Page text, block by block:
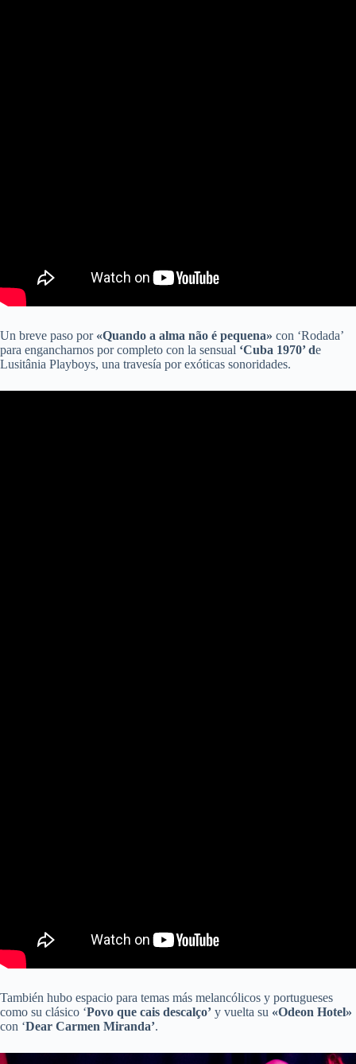
Un breve paso por «Quando a alma não é pequena» con ‘Rodada’
para engancharnos por completo con la sensual ‘Cuba 1970’ de
Lusitânia Playboys, una travesía por exóticas sonoridades.
También hubo espacio para temas más melancólicos y portugueses
como su clásico ‘Povo que cais descalço’ y vuelta su «Odeon Hotel»
con ‘Dear Carmen Miranda’.